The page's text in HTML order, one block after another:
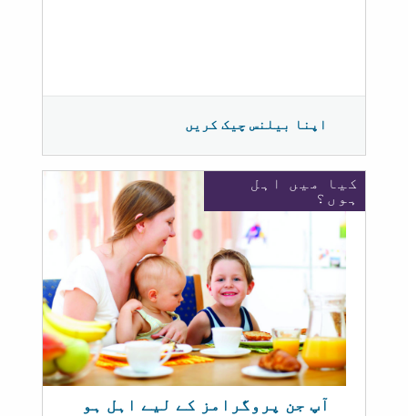
اپنا بیلنس چیک کریں
کیا میں اہل
ہوں؟
آپ جن پروگرامز کے لیے اہل ہو